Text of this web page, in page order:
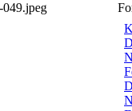
049.jpeg